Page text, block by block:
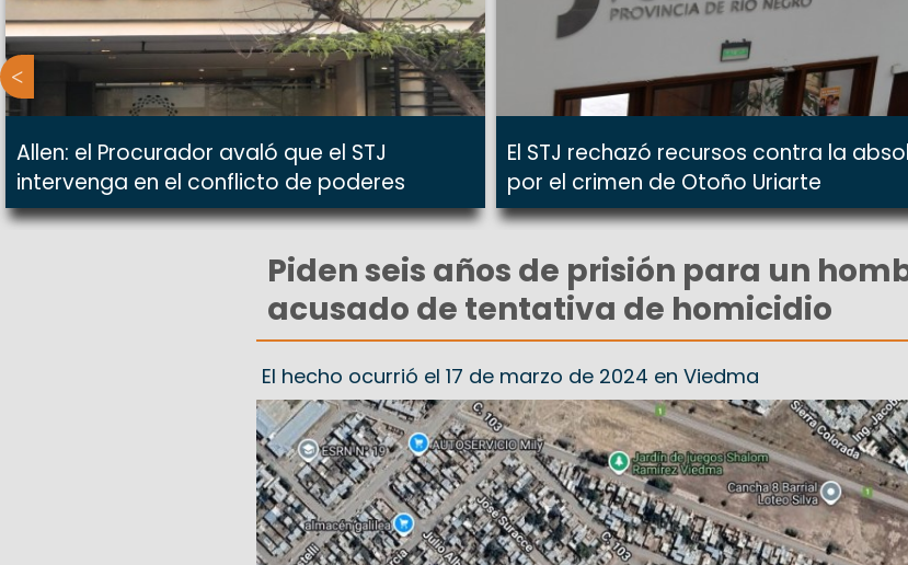
Allen: el Procurador avaló que el STJ
intervenga en el conflicto de poderes
El STJ rechazó recursos contra la
por el crimen de Otoño Uriarte
Piden seis años de prisión para un
acusado de tentativa de homicidio
El hecho ocurrió el 17 de marzo de 2024 en Viedma